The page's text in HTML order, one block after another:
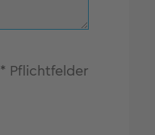
* Pflichtfelder